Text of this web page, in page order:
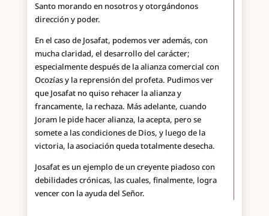
Santo morando en nosotros y otorgándonos
dirección y poder.
En el caso de Josafat, podemos ver además, con
mucha claridad, el desarrollo del carácter;
especialmente después de la alianza comercial con
Ocozías y la reprensión del profeta. Pudimos ver
que Josafat no quiso rehacer la alianza y
francamente, la rechaza. Más adelante, cuando
Joram le pide hacer alianza, la acepta, pero se
somete a las condiciones de Dios, y luego de la
victoria, la asociación queda totalmente desecha.
Josafat es un ejemplo de un creyente piadoso con
debilidades crónicas, las cuales, finalmente, logra
vencer con la ayuda del Señor.